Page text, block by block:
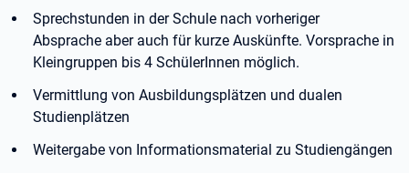
Sprechstunden in der Schule nach vorheriger
Absprache aber auch für kurze Auskünfte. Vorsprache in
Kleingruppen bis 4 SchülerInnen möglich.
Vermittlung von Ausbildungsplätzen und dualen
Studienplätzen
Weitergabe von Informationsmaterial zu Studiengängen